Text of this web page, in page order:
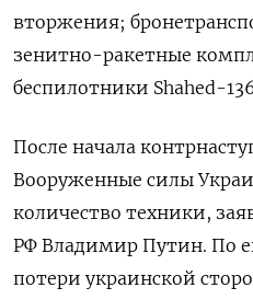
вторжения;
зенитно-ракетные
беспилотники Shahed-
После начала
Вооруженные силы
количество техники,
РФ Владимир Путин. По
потери украинской